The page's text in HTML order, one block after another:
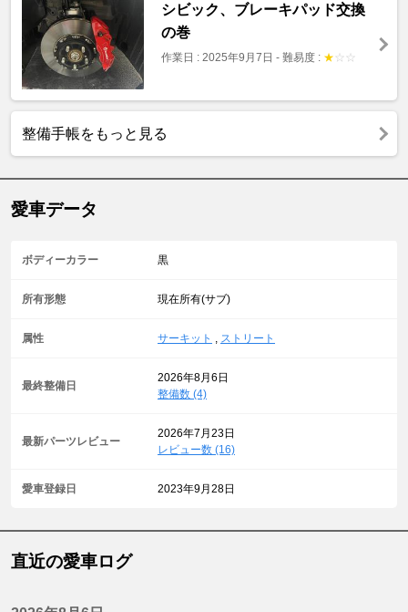
シビック、ブレーキパッド交換
の巻
作業日 : 2025年9月7日 - 難易度 : ★ ☆ ☆
整備手帳をもっと見る
愛車データ
ボディーカラー 黒
所有形態 現在所有(サブ)
属性 サーキット , ストリート
最終整備日
2026年8月6日
整備数 (4)
最新パーツレビュー
2026年7月23日
レビュー数 (16)
愛車登録日 2023年9月28日
直近の愛車ログ